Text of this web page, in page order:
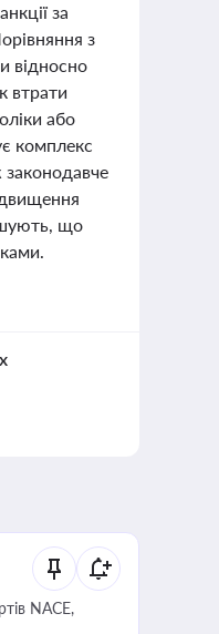
за
з
відносно
втрати
або
комплекс
законодавче
що
NACE,